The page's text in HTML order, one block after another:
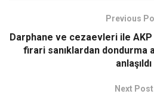
Previous
Darphane ve cezaevleri ile
firari sanıklardan dondurma
anlaşıldı
Next Post